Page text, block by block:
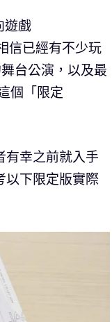
遊戲
信已經有不少玩
台公演，以及最
個「限定
有幸之前就入手
以下限定版實際